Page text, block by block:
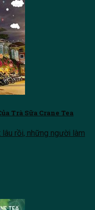
Trà Sữa Crane Tea
rồi, những người làm